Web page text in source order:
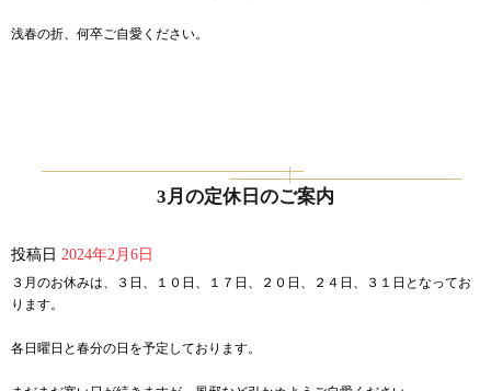
浅春の折、何卒ご自愛ください。
3月の定休日のご案内
投稿日 2024年2月6日
３月のお休みは、３日、１０日、１７日、２０日、２４日、３１日となってお
ります。
各日曜日と春分の日を予定しております。